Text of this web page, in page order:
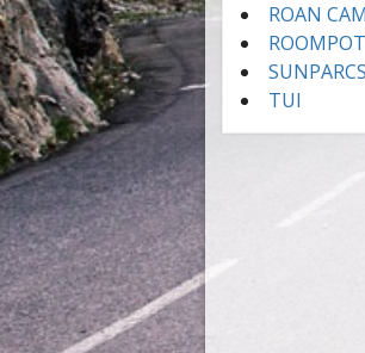
ROAN
SUNPARCS
TUI